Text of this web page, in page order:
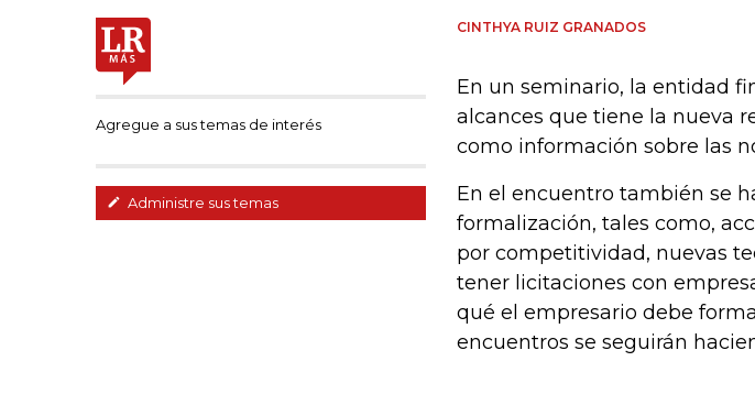
Agregue a sus temas de interés
Administre sus temas
CINTHYA RUIZ GRANADOS
En un seminario, la entidad
alcances que tiene la nueva
como información sobre las
En el encuentro también se
formalización, tales como,
por competitividad, nuevas
tener licitaciones con
qué el empresario debe
encuentros se seguirán